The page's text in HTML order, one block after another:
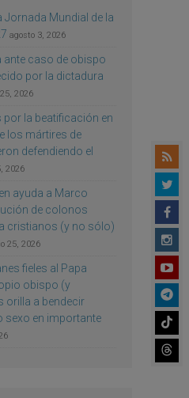
Jornada Mundial de la
agosto 3, 2026
ante caso de obispo
por la dictadura
2026
por la beatificación en
los mártires de
defendiendo el
2026
ayuda a Marco
de colonos
cristianos (y no sólo)
25, 2026
fieles al Papa
obispo (y
orilla a bendecir
sexo en importante